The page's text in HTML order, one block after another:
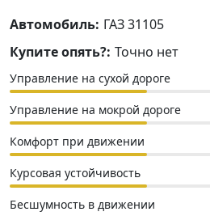
Автомобиль: ГАЗ 31105
Купите опять?: Точно нет
Управление на сухой дороге
Управление на мокрой дороге
Комфорт при движении
Курсовая устойчивость
Бесшумность в движении